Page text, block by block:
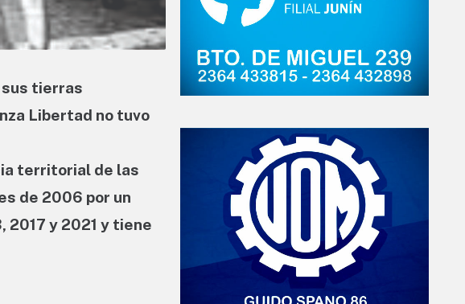
sus tierras
Libertad no tuvo
territorial de las
de 2006 por un
2017 y 2021 y tiene